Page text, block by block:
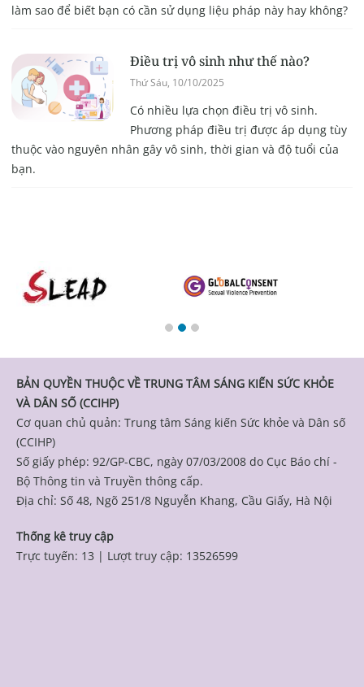
làm sao để biết bạn có cần sử dụng liệu pháp này hay không?
Điều trị vô sinh như thế nào?
Thứ Sáu, 10/10/2025
Có nhiều lựa chọn điều trị vô sinh.
Phương pháp điều trị được áp dụng tùy
thuộc vào nguyên nhân gây vô sinh, thời gian và độ tuổi của
bạn.
BẢN QUYỀN THUỘC VỀ TRUNG TÂM SÁNG KIẾN SỨC KHỎE
VÀ DÂN SỐ (CCIHP)
Cơ quan chủ quản: Trung tâm Sáng kiến Sức khỏe và Dân số
(CCIHP)
Số giấy phép: 92/GP-CBC, ngày 07/03/2008 do Cục Báo chí -
Bộ Thông tin và Truyền thông cấp.
Địa chỉ: Số 48, Ngõ 251/8 Nguyễn Khang, Cầu Giấy, Hà Nội
Thống kê truy cập
Trực tuyến: 13 | Lượt truy cập: 13526599